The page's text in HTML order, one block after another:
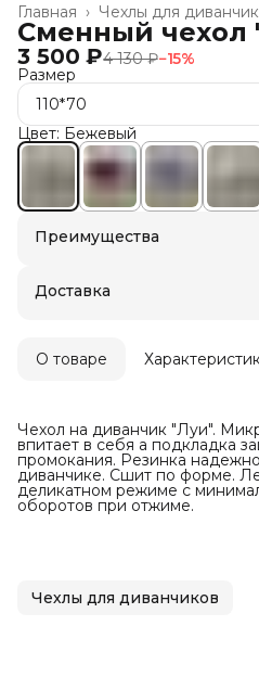
Чехлы для
Главная ›
Сменный чехол
3 500 ₽4 130 ₽−15%
Размер
110*70
Цвет: Бежевый
Преимущества
Доставка в пункты
Доставка
О товаре
Чехол на диванчик "Луи".
впитает в себя а подкладка
промокания. Резинка
диванчике. Сшит по форме.
деликатном режиме с
оборотов при отжиме.
Чехлы для диванчиков